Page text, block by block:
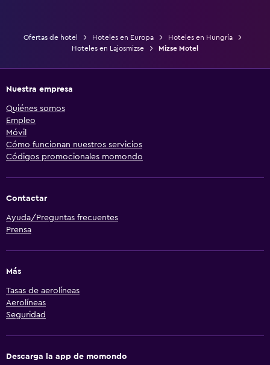
Ofertas de hotel Hoteles en Europa
Hoteles en Hungría
Hoteles en Lajosmizse
Mizse Motel
Nuestra empresa
Quiénes somos
Empleo
Móvil
Cómo funcionan nuestros servicios
Códigos promocionales momondo
Contactar
Ayuda/Preguntas frecuentes
Prensa
Más
Tasas de aerolíneas
Aerolíneas
Seguridad
Descarga la app de momondo